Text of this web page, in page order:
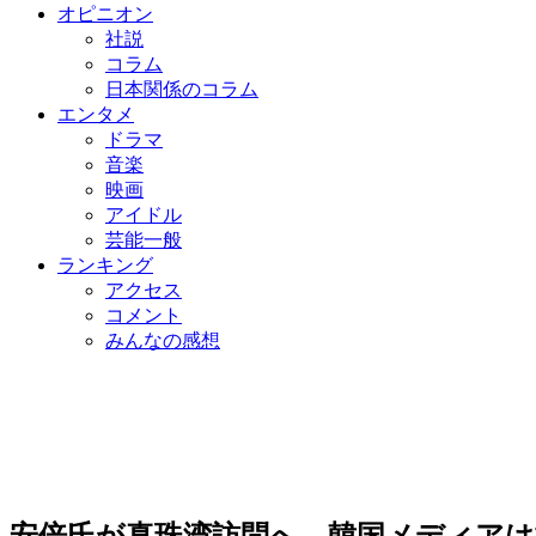
オピニオン
社説
コラム
日本関係のコラム
エンタメ
ドラマ
音楽
映画
アイドル
芸能一般
ランキング
アクセス
コメント
みんなの感想